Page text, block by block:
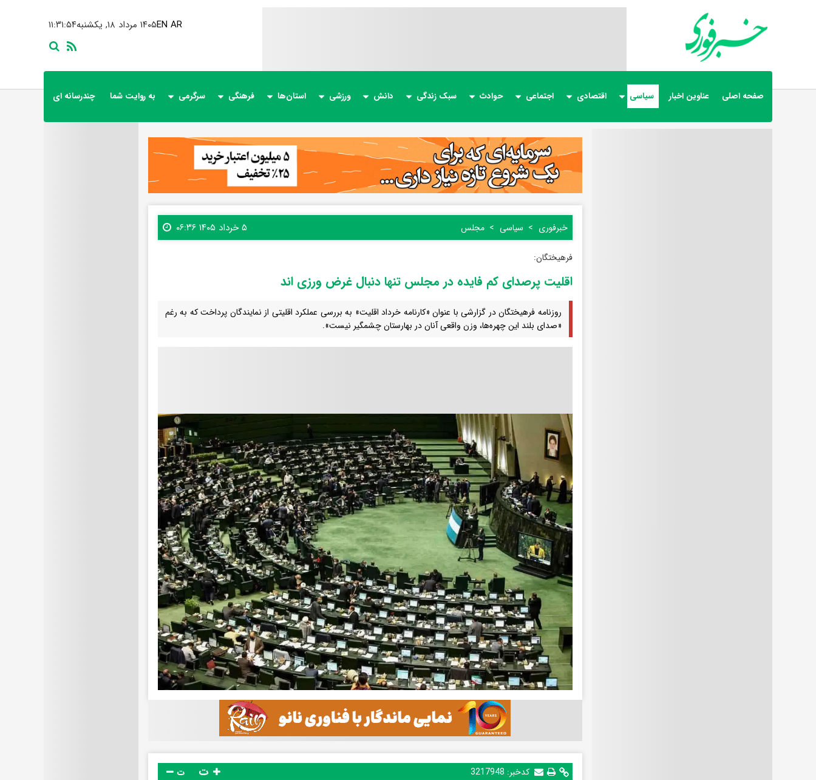
۱۱:۳۱:۵۵ ۱۴۰۵ مرداد ۱۸, یکشنبهEN AR
صفحه اصلی عناوین اخبار سیاسی اقتصادی اجتماعی حوادث سبک زندگی دانش ورزشی استان‌ها فرهنگی سرگرمی به روایت شما چندرسانه ای
خبرفوری سیاسی مجلس ۵ خرداد ۱۴۰۵ ۰۶:۳۶
فرهیختگان:
اقلیت پرصدای کم فایده در مجلس تنها دنبال غرض ورزی اند
روزنامه فرهیختگان در گزارشی با عنوان «کارنامه خرداد اقلیت» به بررسی عملکرد اقلیتی از نمایندگان پرداخت که به رغم
«صدای بلند این چهره‌ها، وزن واقعی آنان در بهارستان چشمگیر نیست».
کدخبر: 3217948 ت